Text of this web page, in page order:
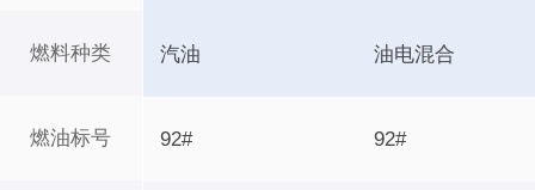
燃料种类
燃油标号
汽油 油电混合
92# 92#